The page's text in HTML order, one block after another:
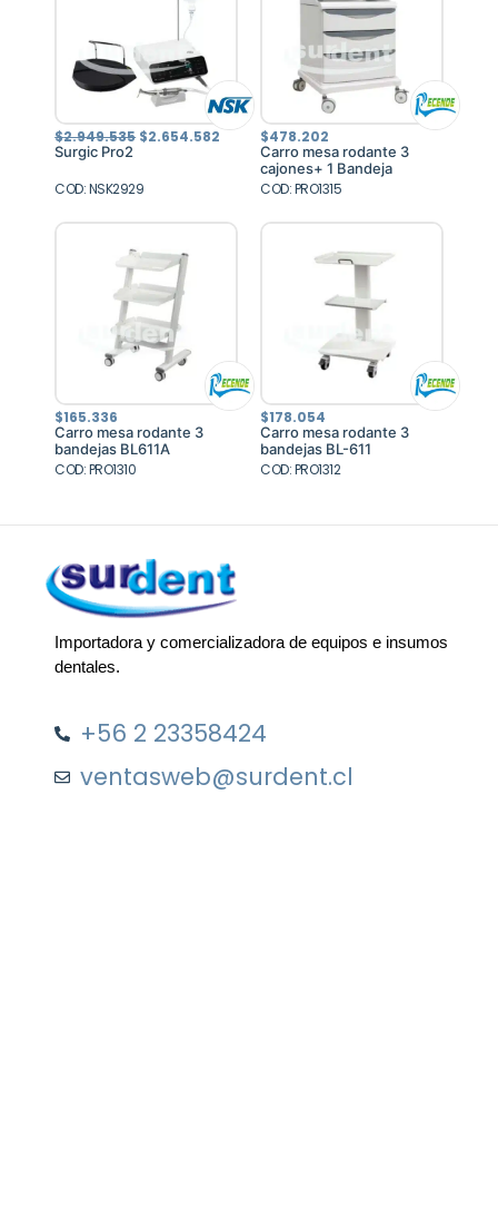
$2.949.535 El
precio
$2.949.535.
$2.654.582 El
precio
actual
$2.654.582.
Surgic Pro2
COD: NSK2929
$478.202
Carro mesa rodante 3
cajones+ 1 Bandeja
COD: PRO1315
$165.336
Carro mesa rodante 3
bandejas BL611A
COD: PRO1310
$178.054
Carro mesa rodante 3
bandejas BL-611
COD: PRO1312
Importadora y comercializadora de equipos e insumos
dentales.
+56 2 23358424
ventasweb@surdent.cl